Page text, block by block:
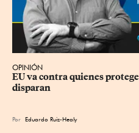
OPINIÓN
EU va contra quienes
disparan
Por Eduardo Ruiz-Healy